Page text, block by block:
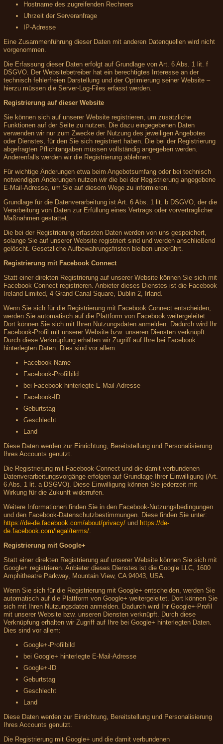
Hostname des zugreifenden Rechners
Uhrzeit der Serveranfrage
IP-Adresse
Eine Zusammenführung dieser Daten mit anderen Datenquellen wird nicht
vorgenommen.
Die Erfassung dieser Daten erfolgt auf Grundlage von Art. 6 Abs. 1 lit. f
DSGVO. Der Websitebetreiber hat ein berechtigtes Interesse an der
technisch fehlerfreien Darstellung und der Optimierung seiner Website –
hierzu müssen die Server-Log-Files erfasst werden.
Registrierung auf dieser Website
Sie können sich auf unserer Website registrieren, um zusätzliche
Funktionen auf der Seite zu nutzen. Die dazu eingegebenen Daten
verwenden wir nur zum Zwecke der Nutzung des jeweiligen Angebotes
oder Dienstes, für den Sie sich registriert haben. Die bei der Registrierung
abgefragten Pflichtangaben müssen vollständig angegeben werden.
Anderenfalls werden wir die Registrierung ablehnen.
Für wichtige Änderungen etwa beim Angebotsumfang oder bei technisch
notwendigen Änderungen nutzen wir die bei der Registrierung angegebene
E-Mail-Adresse, um Sie auf diesem Wege zu informieren.
Grundlage für die Datenverarbeitung ist Art. 6 Abs. 1 lit. b DSGVO, der die
Verarbeitung von Daten zur Erfüllung eines Vertrags oder vorvertraglicher
Maßnahmen gestattet.
Die bei der Registrierung erfassten Daten werden von uns gespeichert,
solange Sie auf unserer Website registriert sind und werden anschließend
gelöscht. Gesetzliche Aufbewahrungsfristen bleiben unberührt.
Registrierung mit Facebook Connect
Statt einer direkten Registrierung auf unserer Website können Sie sich mit
Facebook Connect registrieren. Anbieter dieses Dienstes ist die Facebook
Ireland Limited, 4 Grand Canal Square, Dublin 2, Irland.
Wenn Sie sich für die Registrierung mit Facebook Connect entscheiden,
werden Sie automatisch auf die Plattform von Facebook weitergeleitet.
Dort können Sie sich mit Ihren Nutzungsdaten anmelden. Dadurch wird Ihr
Facebook-Profil mit unserer Website bzw. unseren Diensten verknüpft.
Durch diese Verknüpfung erhalten wir Zugriff auf Ihre bei Facebook
hinterlegten Daten. Dies sind vor allem:
Facebook-Name
Facebook-Profilbild
bei Facebook hinterlegte E-Mail-Adresse
Facebook-ID
Geburtstag
Geschlecht
Land
Diese Daten werden zur Einrichtung, Bereitstellung und Personalisierung
Ihres Accounts genutzt.
Die Registrierung mit Facebook-Connect und die damit verbundenen
Datenverarbeitungsvorgänge erfolgen auf Grundlage Ihrer Einwilligung (Art.
6 Abs. 1 lit. a DSGVO). Diese Einwilligung können Sie jederzeit mit
Wirkung für die Zukunft widerrufen.
Weitere Informationen finden Sie in den Facebook-Nutzungsbedingungen
und den Facebook-Datenschutzbestimmungen. Diese finden Sie unter:
https://de-de.facebook.com/about/privacy/ und https://de-
de.facebook.com/legal/terms/.
Registrierung mit Google+
Statt einer direkten Registrierung auf unserer Website können Sie sich mit
Google+ registrieren. Anbieter dieses Dienstes ist die Google LLC, 1600
Amphitheatre Parkway, Mountain View, CA 94043, USA.
Wenn Sie sich für die Registrierung mit Google+ entscheiden, werden Sie
automatisch auf die Plattform von Google+ weitergeleitet. Dort können Sie
sich mit Ihren Nutzungsdaten anmelden. Dadurch wird Ihr Google+-Profil
mit unserer Website bzw. unseren Diensten verknüpft. Durch diese
Verknüpfung erhalten wir Zugriff auf Ihre bei Google+ hinterlegten Daten.
Dies sind vor allem:
Google+-Profilbild
bei Google+ hinterlegte E-Mail-Adresse
Google+-ID
Geburtstag
Geschlecht
Land
Diese Daten werden zur Einrichtung, Bereitstellung und Personalisierung
Ihres Accounts genutzt.
Die Registrierung mit Google+ und die damit verbundenen